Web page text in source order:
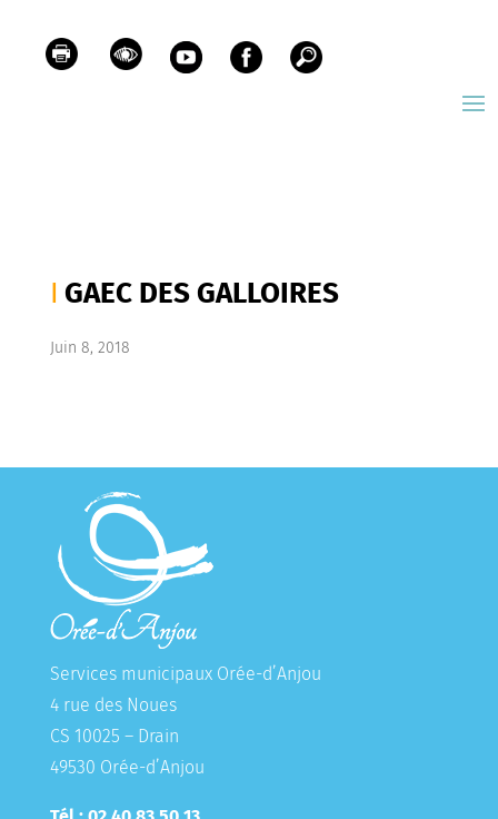
GAEC DES GALLOIRES
Juin 8, 2018
Services municipaux Orée-d’Anjou
4 rue des Noues
CS 10025 – Drain
49530 Orée-d’Anjou